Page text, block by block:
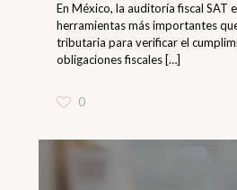
En México, la auditoría fiscal SAT
herramientas más importantes
tributaria para verificar el
obligaciones fiscales […]
0